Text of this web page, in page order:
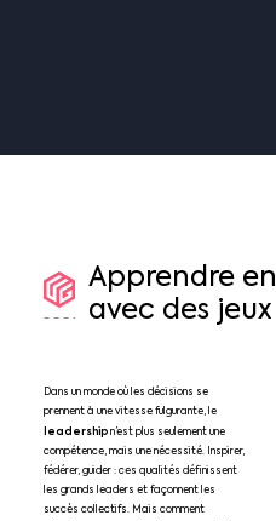
Apprendre en
avec des jeux
Dans un monde où les décisions se
prennent à une vitesse fulgurante, le
leadershipn’est plus seulement une
compétence, mais une nécessité. Inspirer,
fédérer, guider : ces qualités définissent
les grands leaders et façonnent les
succès collectifs. Mais comment